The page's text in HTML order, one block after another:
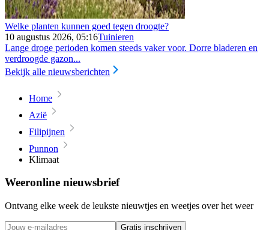
Welke planten kunnen goed tegen droogte?
10 augustus 2026, 05:16Tuinieren
Lange droge perioden komen steeds vaker voor. Dorre bladeren en
verdroogde gazon...
Bekijk alle nieuwsberichten
Home
Azië
Filipijnen
Punnon
Klimaat
Weeronline nieuwsbrief
Ontvang elke week de leukste nieuwtjes en weetjes over het weer
Gratis inschrijven